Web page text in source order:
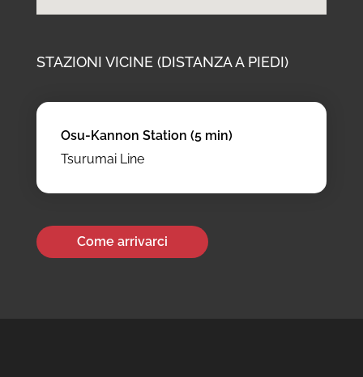
STAZIONI VICINE (DISTANZA A PIEDI)
Osu-Kannon Station (5 min)
Tsurumai Line
Come arrivarci